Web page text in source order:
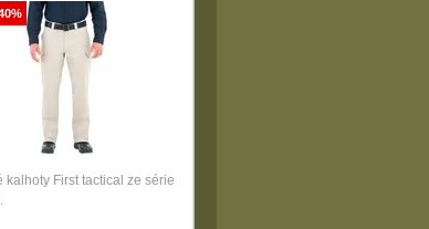
kalhoty First tactical ze série